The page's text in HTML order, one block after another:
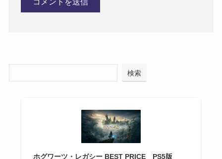
検索
ホグワーツ・レガシー BEST PRICE PS5版